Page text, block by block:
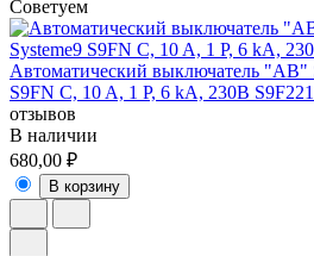
Советуем
Автоматический выключатель "АВ"
S9FN C, 10 A, 1 P, 6 kA, 230В
отзывов
В наличии
680,00 ₽
В корзину